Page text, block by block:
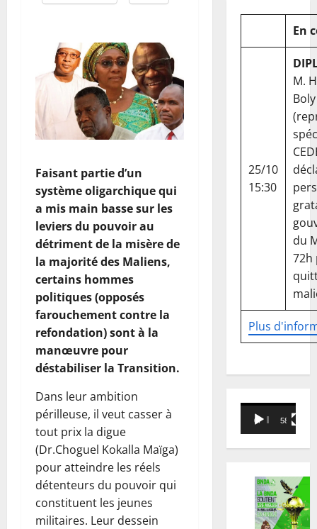
Faisant partie d’un
système oligarchique qui
a mis main basse sur les
leviers du pouvoir au
détriment de la misère de
la majorité des Maliens,
certains hommes
politiques (opposés
farouchement contre la
refondation) sont à la
manœuvre pour
déstabiliser la Transition.
Dans leur ambition
périlleuse, il veut casser à
tout prix la digue
(Dr.Choguel Kokalla Maïga)
pour atteindre les réels
détenteurs du pouvoir qui
constituent les jeunes
militaires. Leur dessein
En
Plus
25/10
15:30
M.
Boly
du
72h
Lecteur
vidéo
00:00 58:18